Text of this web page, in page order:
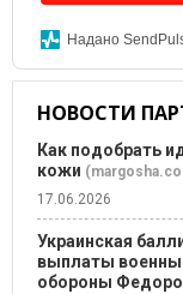
Надано
НОВОСТИ
Как подобрать
кожи
17.06.2026
Украинская
выплаты
обороны